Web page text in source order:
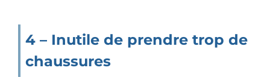
4 – Inutile de prendre trop de
chaussures